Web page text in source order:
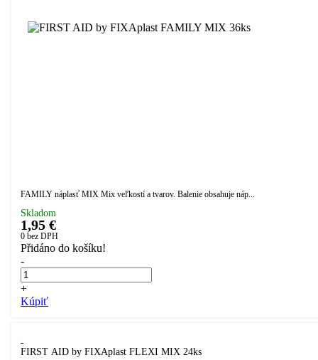
FAMILY náplasť MIX Mix veľkostí a tvarov. Balenie obsahuje náp...
Skladom
1,95 €
0 bez DPH
Přidáno do košíku!
-
+
Kúpiť
FIRST AID by FIXAplast FLEXI MIX 24ks